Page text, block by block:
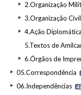
2.Organização
3.Organização Civil
4.Ação Diplomática
5.Textos de
6.Órgãos de
05.Correspondência
06.Independências